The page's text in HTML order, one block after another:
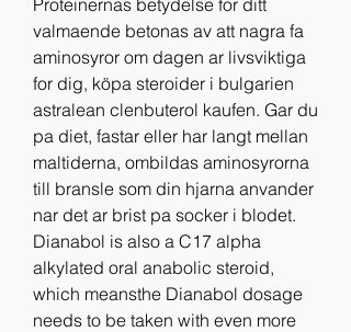
valmaende betonas av att nagra fa
aminosyror om dagen ar livsviktiga
for dig, köpa steroider i bulgarien
astralean clenbuterol kaufen. Gar du
pa diet, fastar eller har langt mellan
maltiderna, ombildas aminosyrorna
till bransle som din hjarna anvander
nar det ar brist pa socker i blodet.
Dianabol is also a C17 alpha
alkylated oral anabolic steroid,
which meansthe Dianabol dosage
needs to be taken with even more